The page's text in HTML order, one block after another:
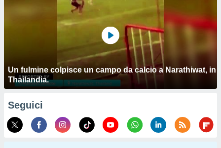
Un fulmine colpisce un campo da calcio a Narathiwat, in
Thailandia.
Seguici